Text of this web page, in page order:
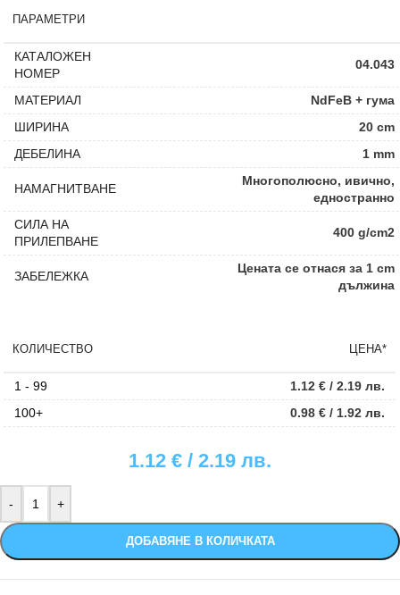
ПАРАМЕТРИ
КАТАЛОЖЕН
НОМЕР
04.043
МАТЕРИАЛ
NdFeB + гума
ШИРИНА
20 cm
ДЕБЕЛИНА
1 mm
НАМАГНИТВАНЕ
Многополюсно, ивично,
едностранно
СИЛА НА
ПРИЛЕПВАНЕ
400 g/cm2
ЗАБЕЛЕЖКА
Цената се отнася за 1 cm
дължина
КОЛИЧЕСТВО ЦЕНА*
1 - 99 1.12€ / 2.19 лв.
100+
0.98€ / 1.92 лв.
1.12 € / 2.19 лв.
ДОБАВЯНЕ В КОЛИЧКАТА